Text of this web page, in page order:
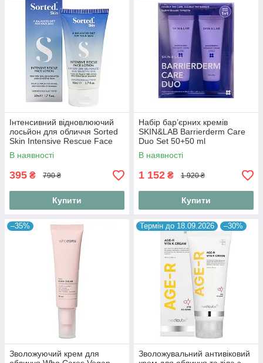
Інтенсивний відновлюючий
лосьйон для обличчя Sorted
Skin Intensive Rescue Face
Lotion 50 ml
В наявності
395 ₴ 790 ₴
Купити
Набір бар’єрних кремів
SKIN&LAB Barrierderm Care
Duo Set 50+50 ml
В наявності
1 152 ₴ 1 920 ₴
Купити
–35%
Зволожуючий крем для
Термін до 18.09.2026 –30%
Зволожувальний антивіковий